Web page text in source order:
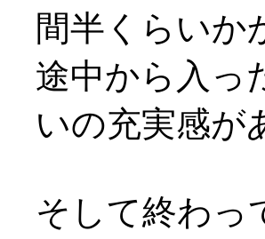
間半くらいか
途中から入っ
いの充実感が
そして終わっ